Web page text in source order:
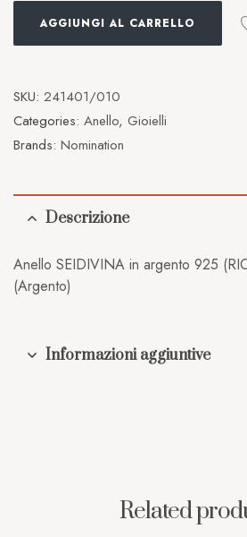
AGGIUNGI AL CARRELLO
SKU: 241401/010
Categories: Anello, Gioielli
Brands: Nomination
Descrizione
Anello SEIDIVINA in argento 925
(Argento)
Informazioni aggiuntive
Related